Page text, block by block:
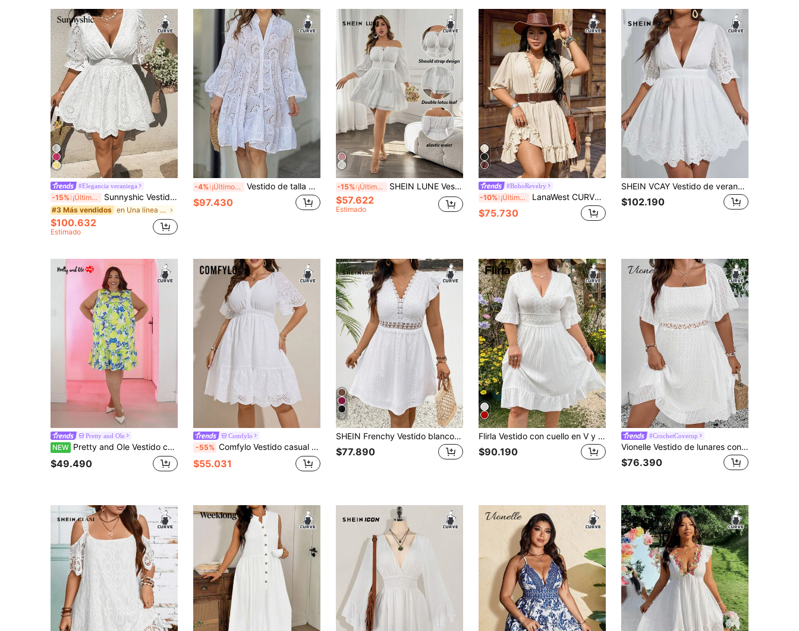
#Elegancia veraniega
-15% ¡Últimos 3 días Sunnyshic Vestido de manga abullonada con cuello en V, talla grande, con bordado, textura y botones en la cintura, corte evasé, dulce y elegante para primavera/verano, citas, fiestas
#3 Más vendidos en Una línea Vestidos De Talla Grande
$100.632
Estimado
-4% ¡Últimos 3 días Vestido de talla grande con encaje de unicolor, calado, manga larga y lazo delantero, elegante blanco
$97.430
-15% ¡Últimos 3 días SHEIN LUNE Vestido elegante de talla grande para mujer con hombros descubiertos, lazo y volante en el bajo, nuevo diseño de alta gama
$57.622
Estimado
#BohoRevelry
-10% ¡Últimos 3 días LanaWest CURVE Vestido de mujer talla grande de moda unicolor con dobladillo con volantes, cuello en V, cintura ceñida y manga corta, adecuado para primavera/verano, regreso a la escuela, vacaciones, graduación, días festivos, Día de San Valentín, Navidad, festival de música, Día de la Madre, Halloween, Acción de Gracias, Pascua, Día Nacional, baile de graduación, cumpleaños, fiesta de citas, temporada de bodas, salidas, etc.
$75.730
SHEIN VCAY Vestido de verano bohemio con escote en pico, bordado de ojales y ribete de concha
$102.190
Pretty and Ole
NEW Pretty and Ole Vestido casual de talla grande para mujer con estampado de limones, estilo retro y veraniego, con cordones y sin mangas, en un estilo veraniego y lindo
$49.490
Comfylo
-55% Comfylo Vestido casual holgado de manga corta con bordado de unicolor para mujer de talla grande
$55.031
12
SHEIN Frenchy Vestido blanco de invitada de boda de verano de talla grande con parches de encaje y manga corta en línea A, vestido amplio
$77.890
Flirla Vestido con cuello en V y encaje con dobladillo con volantes, vestidos de playa de talla grande para mujeres
$90.190
#CrochetCoverup
Vionelle Vestido de lunares con encaje en contraste de cuello cuadrado
$76.390